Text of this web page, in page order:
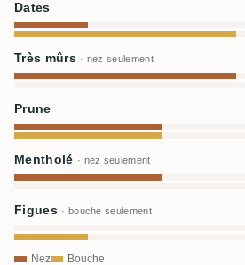
Dates
Très mûrs · nez seulement
Prune
Mentholé · nez seulement
Figues · bouche seulement
Nez Bouche